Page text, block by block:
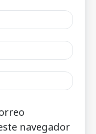
navegador